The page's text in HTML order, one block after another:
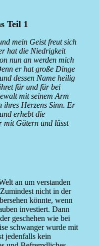
Teil 1
mein Geist freut sich
hat die Niedrigkeit
nun an werden mich
er hat große Dinge
dessen Name heilig
für und für bei
mit seinem Arm
ihres Herzens Sinn. Er
erhebt die
Gütern und lässt
an um verstanden
nicht in der
könnte, wenn
investiert. Dann
geschehen wie bei
schwanger wurde mit
jedenfalls kein